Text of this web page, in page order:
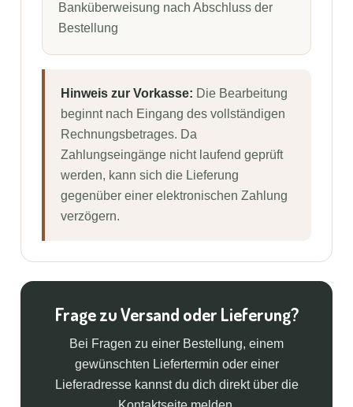
Banküberweisung nach Abschluss der
Bestellung
Hinweis zur Vorkasse: Die Bearbeitung
beginnt nach Eingang des vollständigen
Rechnungsbetrages. Da
Zahlungseingänge nicht laufend geprüft
werden, kann sich die Lieferung
gegenüber einer elektronischen Zahlung
verzögern.
Frage zu Versand oder Lieferung?
Bei Fragen zu einer Bestellung, einem
gewünschten Liefertermin oder einer
Lieferadresse kannst du dich direkt über die